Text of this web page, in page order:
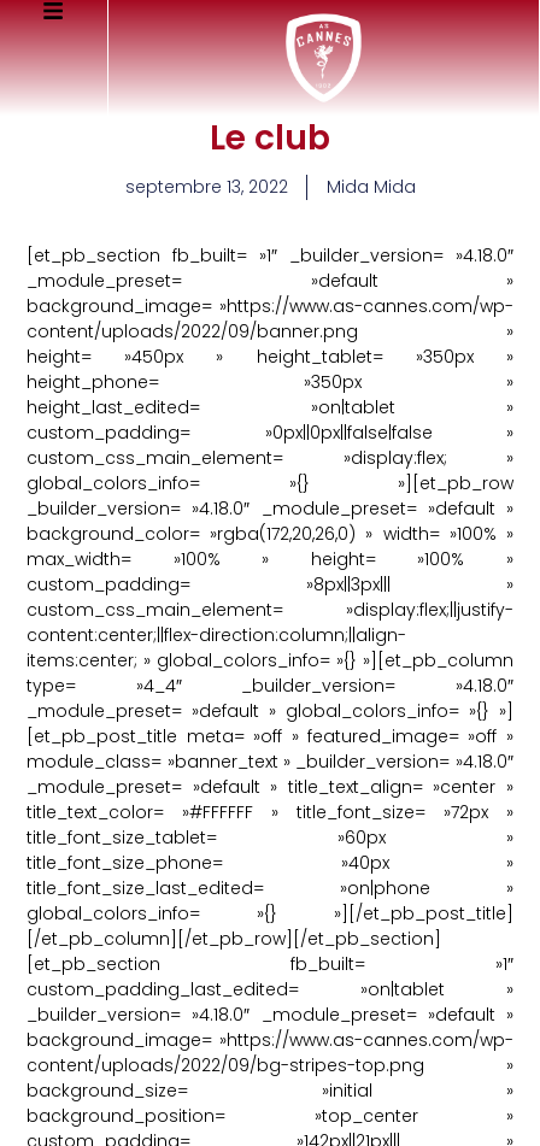
Le club
septembre 13, 2022 Mida Mida
[et_pb_section fb_built= »1″ _builder_version= »4.18.0″
_module_preset= »default »
background_image= »https://www.as-cannes.com/wp-
content/uploads/2022/09/banner.png »
height= »450px » height_tablet= »350px »
height_phone= »350px »
height_last_edited= »on|tablet »
custom_padding= »0px||0px||false|false »
custom_css_main_element= »display:flex; »
global_colors_info= »{} »][et_pb_row
_builder_version= »4.18.0″ _module_preset= »default »
background_color= »rgba(172,20,26,0) » width= »100% »
max_width= »100% » height= »100% »
custom_padding= »8px||3px||| »
custom_css_main_element= »display:flex;||justify-
content:center;||flex-direction:column;||align-
items:center; » global_colors_info= »{} »][et_pb_column
type= »4_4″ _builder_version= »4.18.0″
_module_preset= »default » global_colors_info= »{} »]
[et_pb_post_title meta= »off » featured_image= »off »
module_class= »banner_text » _builder_version= »4.18.0″
_module_preset= »default » title_text_align= »center »
title_text_color= »#FFFFFF » title_font_size= »72px »
title_font_size_tablet= »60px »
title_font_size_phone= »40px »
title_font_size_last_edited= »on|phone »
global_colors_info= »{} »][/et_pb_post_title]
[/et_pb_column][/et_pb_row][/et_pb_section]
[et_pb_section fb_built= »1″
custom_padding_last_edited= »on|tablet »
_builder_version= »4.18.0″ _module_preset= »default »
background_image= »https://www.as-cannes.com/wp-
content/uploads/2022/09/bg-stripes-top.png »
background_size= »initial »
background_position= »top_center »
custom_padding= »142px||21px||| »